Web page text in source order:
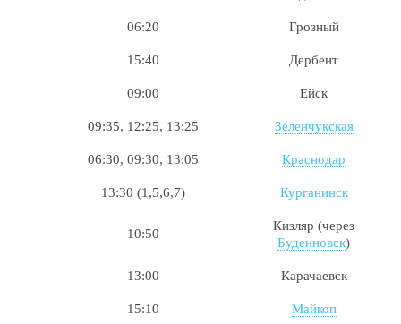
06:20 Грозный
15:40 Дербент
09:00 Ейск
09:35, 12:25, 13:25 Зеленчукская
06:30, 09:30, 13:05 Краснодар
13:30 (1,5,6,7) Курганинск
10:50
Кизляр (через
Буденновск)
13:00 Карачаевск
15:10 Майкоп